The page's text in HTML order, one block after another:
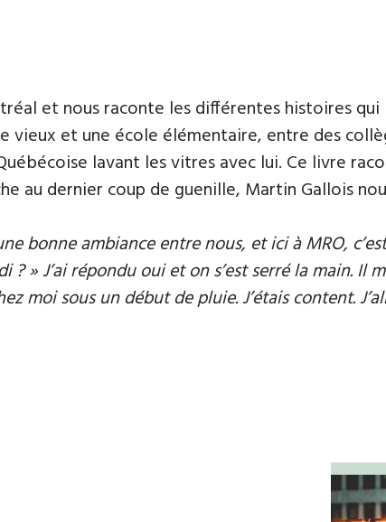
et nous raconte les différentes histoires qui
vieux et une école élémentaire, entre des
lavant les vitres avec lui. Ce livre
au dernier coup de guenille, Martin Gallois
bonne ambiance entre nous, et ici à MRO,
» J’ai répondu oui et on s’est serré la main. Il
moi sous un début de pluie. J’étais content.